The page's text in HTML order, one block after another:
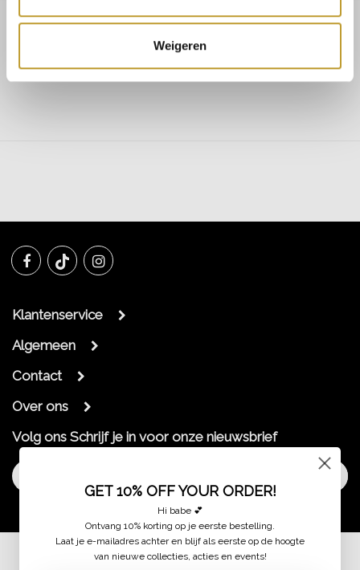
Weigeren
Brooklynn dress red
Klantenservice
Algemeen
Contact
Over ons
Volg ons Schrijf je in voor onze nieuwsbrief
GET 10% OFF YOUR ORDER!
Hi babe 💕
Ontvang 10% korting op je eerste bestelling.
Laat je e-mailadres achter en blijf als eerste op de hoogte
van nieuwe collecties, acties en events!